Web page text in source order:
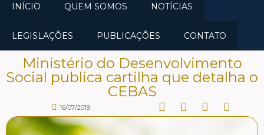
INÍCIO QUEM SOMOS NOTÍCIAS
LEGISLAÇÕES PUBLICAÇÕES CONTATO
Ministério do Desenvolvimento
Social publica cartilha que detalha o
CEBAS
16/07/2019